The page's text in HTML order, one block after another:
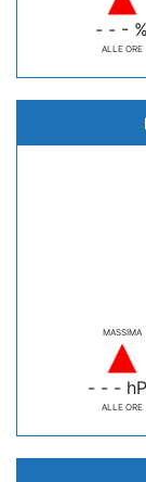
- - - %
ALLE ORE
MASSIMA
- - -
ALLE ORE